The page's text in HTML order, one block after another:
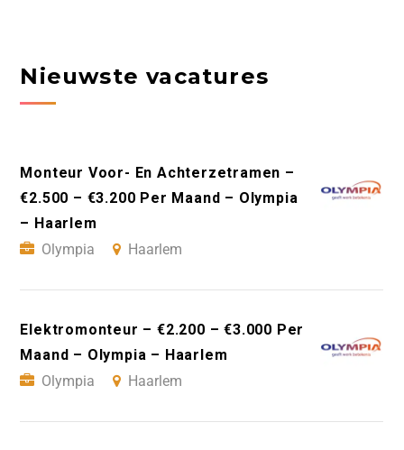
Nieuwste vacatures
Monteur Voor- En Achterzetramen –
€2.500 – €3.200 Per Maand – Olympia
– Haarlem
Olympia
Haarlem
Elektromonteur – €2.200 – €3.000 Per
Maand – Olympia – Haarlem
Olympia
Haarlem